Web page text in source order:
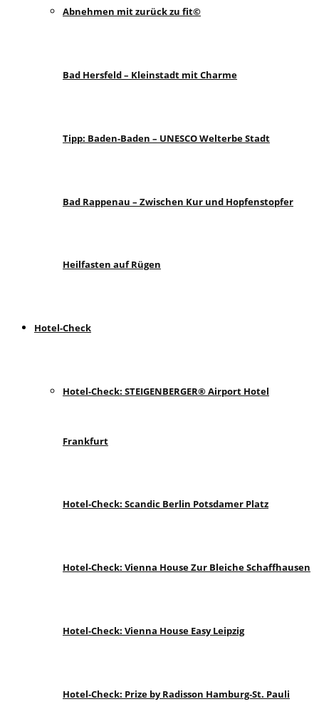
Abnehmen mit zurück zu fit©
Bad Hersfeld – Kleinstadt mit Charme
Tipp: Baden-Baden – UNESCO Welterbe Stadt
Bad Rappenau – Zwischen Kur und Hopfenstopfer
Heilfasten auf Rügen
Hotel-Check
Hotel-Check: STEIGENBERGER® Airport Hotel
Frankfurt
Hotel-Check: Scandic Berlin Potsdamer Platz
Hotel-Check: Vienna House Zur Bleiche Schaffhausen
Hotel-Check: Vienna House Easy Leipzig
Hotel-Check: Prize by Radisson Hamburg-St. Pauli